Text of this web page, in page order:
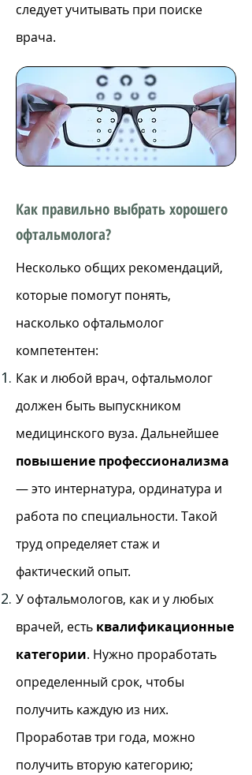
следует учитывать при поиске
врача.
Как правильно выбрать хорошего
офтальмолога?
Несколько общих рекомендаций,
которые помогут понять,
насколько офтальмолог
компетентен:
Как и любой врач, офтальмолог
должен быть выпускником
медицинского вуза. Дальнейшее
повышение профессионализма
— это интернатура, ординатура и
работа по специальности. Такой
труд определяет стаж и
фактический опыт.
У офтальмологов, как и у любых
врачей, есть квалификационные
категории. Нужно проработать
определенный срок, чтобы
получить каждую из них.
Проработав три года, можно
получить вторую категорию;